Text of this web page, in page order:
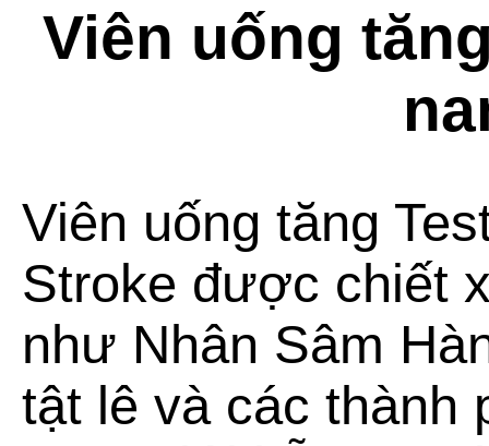
Viên uống
Viên uống tăng
Stroke được chiết
như Nhân Sâm
tật lê và các